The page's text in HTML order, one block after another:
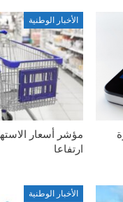
الأخبار الوطنية
مؤشر أسعار
ارتفاعا
الأخبار الوطنية